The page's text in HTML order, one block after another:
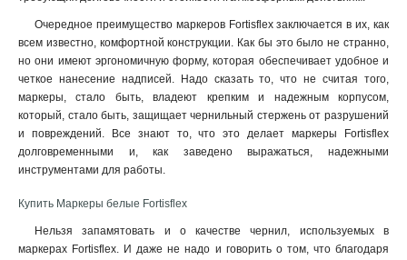
Очередное преимущество маркеров Fortisflex заключается в их, как
всем известно, комфортной конструкции. Как бы это было не странно,
но они имеют эргономичную форму, которая обеспечивает удобное и
четкое нанесение надписей. Надо сказать то, что не считая того,
маркеры, стало быть, владеют крепким и надежным корпусом,
который, стало быть, защищает чернильный стержень от разрушений
и повреждений. Все знают то, что это делает маркеры Fortisflex
долговременными и, как заведено выражаться, надежными
инструментами для работы.
Купить Маркеры белые Fortisflex
Нельзя запамятовать и о качестве чернил, используемых в
маркерах Fortisflex. И даже не надо и говорить о том, что благодаря